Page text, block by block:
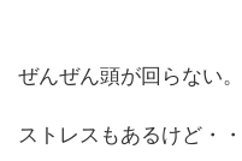
ぜんぜん頭が回らない。
ストレスもあるけど・